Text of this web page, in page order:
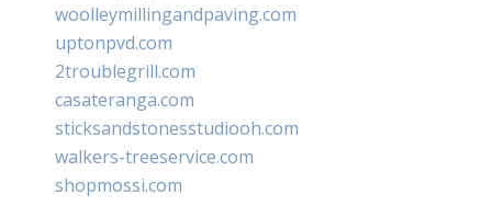
woolleymillingandpaving.com
uptonpvd.com
2troublegrill.com
casateranga.com
sticksandstonesstudiooh.com
walkers-treeservice.com
shopmossi.com